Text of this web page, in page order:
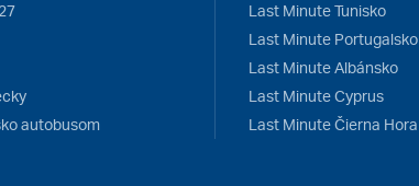
autobusom
Last Minute Tunisko
Last Minute Portugalsko
Last Minute Albánsko
Last Minute Cyprus
Last Minute Čierna Hora